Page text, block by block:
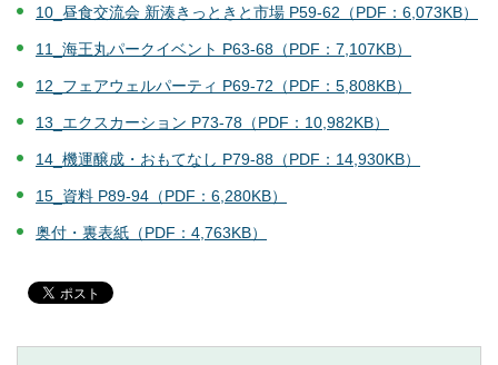
10_昼食交流会 新湊きっときと市場 P59-62（PDF：6,073KB）
11_海王丸パークイベント P63-68（PDF：7,107KB）
12_フェアウェルパーティ P69-72（PDF：5,808KB）
13_エクスカーション P73-78（PDF：10,982KB）
14_機運醸成・おもてなし P79-88（PDF：14,930KB）
15_資料 P89-94（PDF：6,280KB）
奥付・裏表紙（PDF：4,763KB）